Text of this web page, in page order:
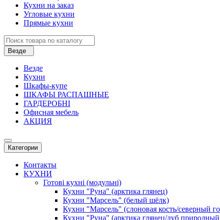
Кухни на заказ
Угловые кухни
Прямые кухни
Везде
Везде
Кухни
Шкафы-купе
ШКАФЫ РАСПАШНЫЕ
ГАРДЕРОБНІ
Офисная мебель
АКЦИЯ
Категории
Контакты
КУХНИ
Готові кухні (модульні)
Кухни "Руна" (арктика глянец)
Кухни "Марсель" (белый шёлк)
Кухни "Марсель" (слоновая кость/северный
Кухни "Руна" (арктика глянец/дуб